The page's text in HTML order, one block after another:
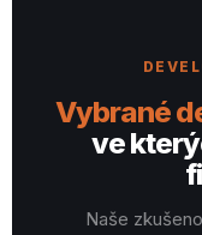
Vybrané
ve
Naše